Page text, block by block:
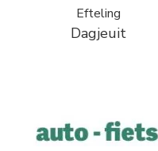
Efteling
Dagjeuit